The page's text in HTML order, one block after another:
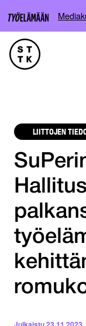
LIITTOJEN